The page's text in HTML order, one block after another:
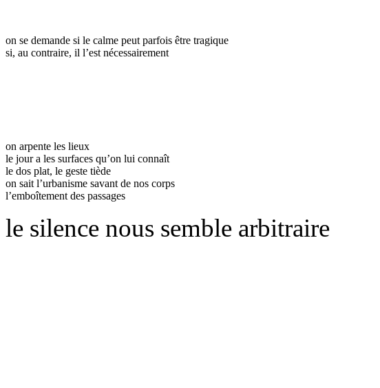
on se demande si le calme peut parfois être tragique
si, au contraire, il l’est nécessairement
on arpente les lieux
le jour a les surfaces qu’on lui connaît
le dos plat, le geste tiède
on sait l’urbanisme savant de nos corps
l’emboîtement des passages
le silence nous semble arbitraire